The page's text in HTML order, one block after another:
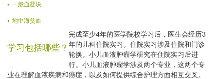
一般血凝块
地中海贫血
学习包括哪些？
完成至少4年的医学院校学习后，医生会经历3
年的儿科住院实习。住院实习涉及住院和门诊
轮换。小儿血液肿瘤学研究在住院实习后进
行。小儿血液肿瘤学涉及两个专业，这两个专
业在理解血液疾病和癌症，以及如何提供综合护理方面相互交叉。